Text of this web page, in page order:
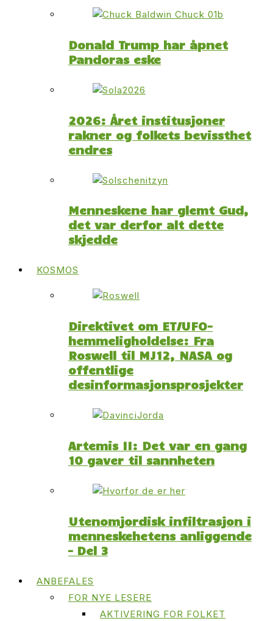
Donald Trump har åpnet
Pandoras eske
2026: Året institusjoner
rakner og folkets bevissthet
endres
Menneskene har glemt Gud,
det var derfor alt dette
skjedde
KOSMOS
Direktivet om ET/UFO-
hemmeligholdelse: Fra
Roswell til MJ12, NASA og
offentlige
desinformasjonsprosjekter
Artemis II: Det var en gang
10 gaver til sannheten
Utenomjordisk infiltrasjon i
menneskehetens anliggende
– Del 3
ANBEFALES
FOR NYE LESERE
AKTIVERING FOR FOLKET